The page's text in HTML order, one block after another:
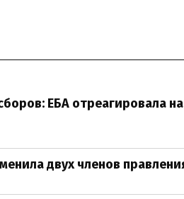
ЕБА отреагировала на
двух членов